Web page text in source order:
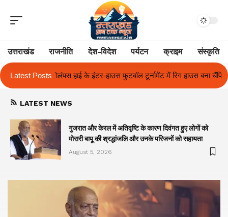
उत्तराखंड राजनीति देश-विदेश पर्यटन क्राइम संस्कृति
Latest Posts
टूर्नामेंट में रिग हाउस बना चैंपियन तुलाज़ ने रचा इतिहास, संस्थान से बना
LATEST NEWS
गुजरात और केरल में अतिवृष्टि के कारण दिवंगत हुए लोगों को
मोरारी बापू की श्रद्धांजलि और उनके परिजनों को सहायता
August 5, 2026